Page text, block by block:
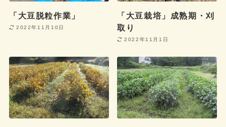
「大豆脱粒作業」
2022年11月10日
「大豆栽培」成熟期・刈
取り
2022年11月1日